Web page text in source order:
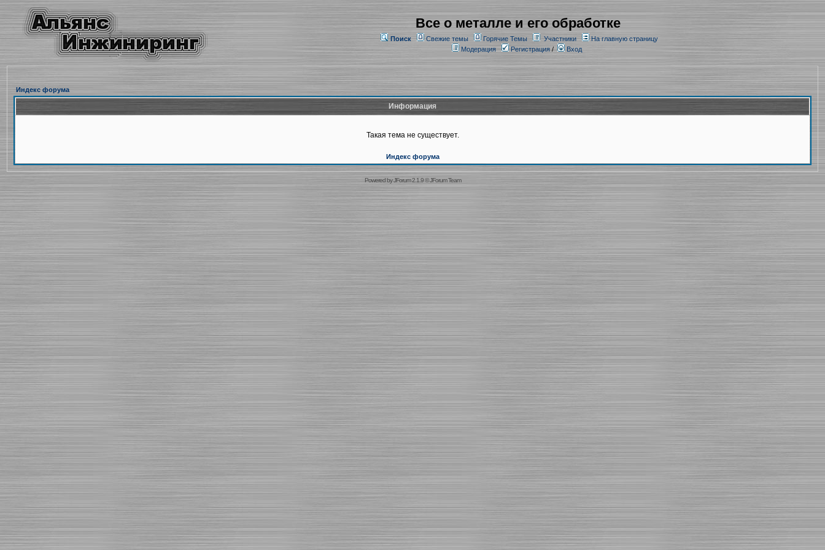
Все о металле и его обработке
Поиск Свежие темы Горячие Темы Участники
На главную страницу
Модерация
Регистрация/ Вход
Индекс форума
Информация
Такая тема не существует.
Индекс форума
Powered byJForum 2.1.9©JForum Team